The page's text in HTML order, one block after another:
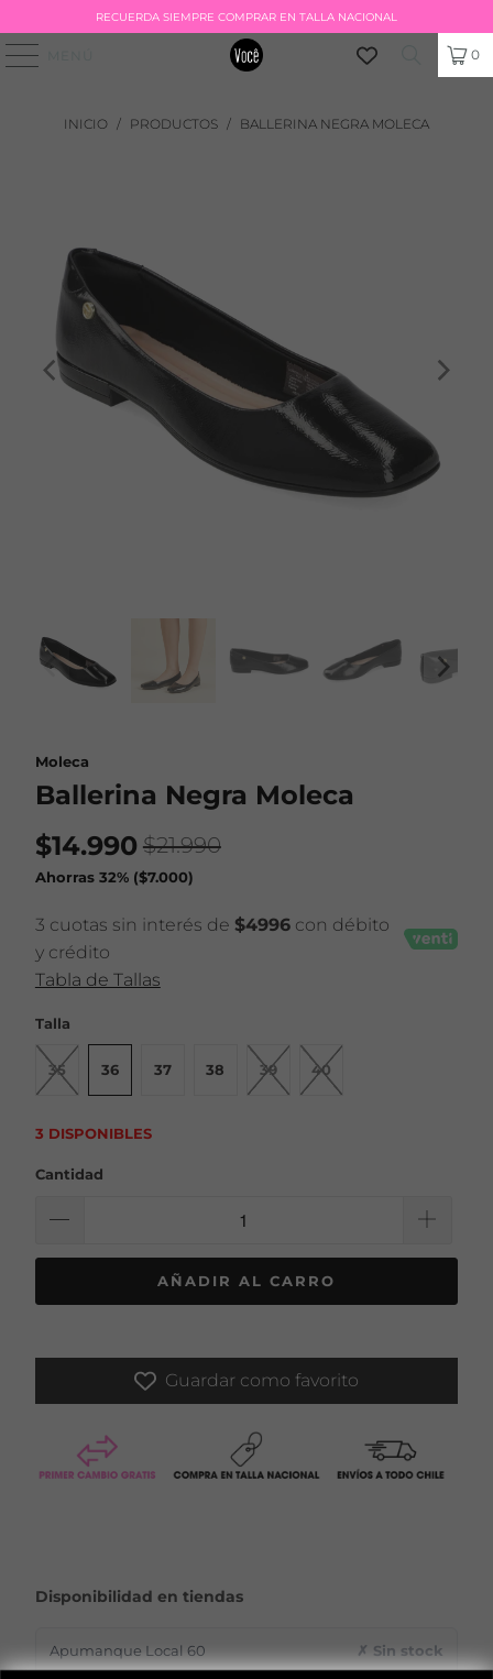
RECUERDA SIEMPRE COMPRAR EN TALLA NACIONAL
0
INICIO / PRODUCTOS / BALLERINA NEGRA MOLECA
Moleca
Ballerina Negra Moleca
$14.990 $21.990
Ahorras 32% ($7.000)
3 cuotas sin interés de $4996con débito
y crédito
Tabla de Tallas
Talla
35 36 37 38 39 40
3 DISPONIBLES
Cantidad
AÑADIR AL CARRO
Guardar como favorito
Disponibilidad en tiendas
Apumanque Local 60 ✗ Sin stock